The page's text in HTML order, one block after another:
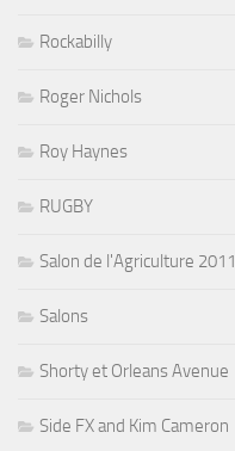
Rockabilly
Roger Nichols
Roy Haynes
RUGBY
Salon de l'Agriculture 2011
Salons
Shorty et Orleans Avenue
Side FX and Kim Cameron